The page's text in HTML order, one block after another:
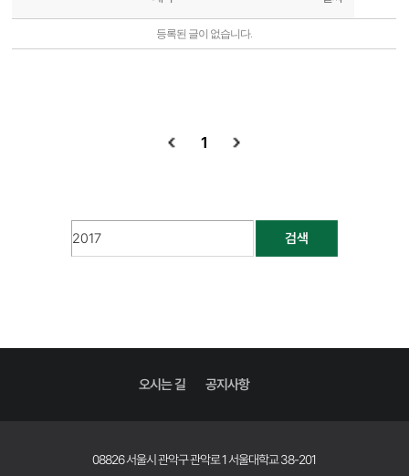
등록된 글이 없습니다.
1
검색
오시는 길 공지사항
08826 서울시 관악구 관악로 1 서울대학교 38-201